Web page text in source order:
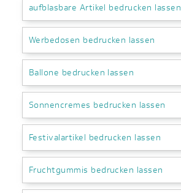
aufblasbare Artikel bedrucken lassen
Werbedosen bedrucken lassen
Ballone bedrucken lassen
Sonnencremes bedrucken lassen
Festivalartikel bedrucken lassen
Fruchtgummis bedrucken lassen